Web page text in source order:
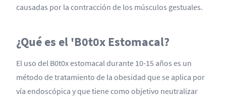
causadas por la contracción de los músculos gestuales.
¿Qué es el 'B0t0x Estomacal?
El uso del B0t0x estomacal durante 10-15 años es un
método de tratamiento de la obesidad que se aplica por
vía endoscópica y que tiene como objetivo neutralizar